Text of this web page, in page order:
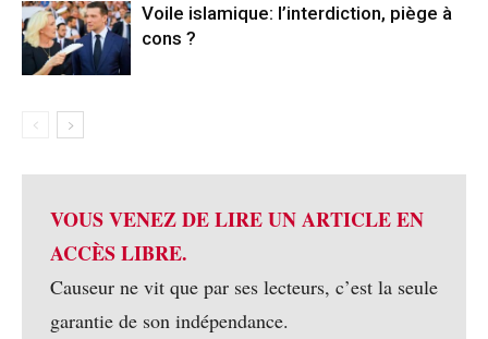
Voile islamique: l’interdiction, piège à
cons ?
VOUS VENEZ DE LIRE UN ARTICLE EN
ACCÈS LIBRE.
Causeur ne vit que par ses lecteurs, c’est la seule
garantie de son indépendance.